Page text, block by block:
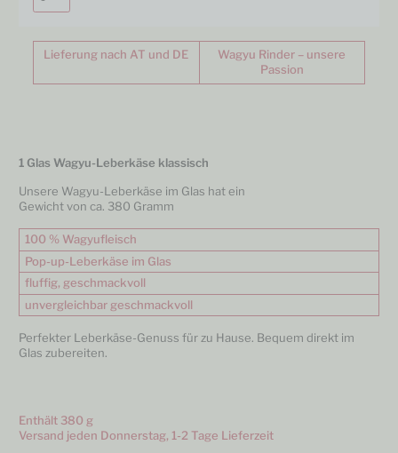
Lieferung nach AT und DE
Wagyu Rinder – unsere
Passion
1 Glas Wagyu-Leberkäse klassisch
Unsere Wagyu-Leberkäse im Glas hat ein
Gewicht von ca. 380 Gramm
100 % Wagyufleisch
Pop-up-Leberkäse im Glas
fluffig, geschmackvoll
unvergleichbar geschmackvoll
Perfekter Leberkäse-Genuss für zu Hause. Bequem direkt im
Glas zubereiten.
Enthält 380 g
Versand jeden Donnerstag, 1-2 Tage Lieferzeit